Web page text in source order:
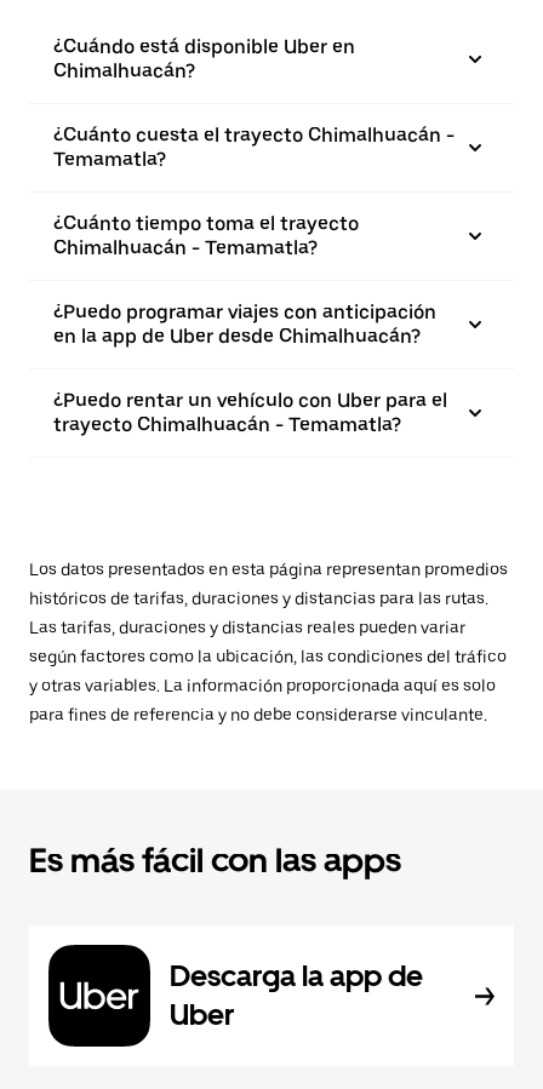
¿Cuándo está disponible Uber en
Chimalhuacán?
¿Cuánto cuesta el trayecto Chimalhuacán -
Temamatla?
¿Cuánto tiempo toma el trayecto
Chimalhuacán - Temamatla?
¿Puedo programar viajes con anticipación
en la app de Uber desde Chimalhuacán?
¿Puedo rentar un vehículo con Uber para el
trayecto Chimalhuacán - Temamatla?
Los datos presentados en esta página representan promedios
históricos de tarifas, duraciones y distancias para las rutas.
Las tarifas, duraciones y distancias reales pueden variar
según factores como la ubicación, las condiciones del tráfico
y otras variables. La información proporcionada aquí es solo
para fines de referencia y no debe considerarse vinculante.
Es más fácil con las apps
Descarga la app de
Uber